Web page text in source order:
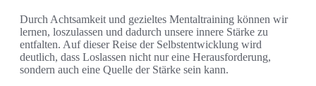
Durch Achtsamkeit und gezieltes Mentaltraining können wir
lernen, loszulassen und dadurch unsere innere Stärke zu
entfalten. Auf dieser Reise der Selbstentwicklung wird
deutlich, dass Loslassen nicht nur eine Herausforderung,
sondern auch eine Quelle der Stärke sein kann.